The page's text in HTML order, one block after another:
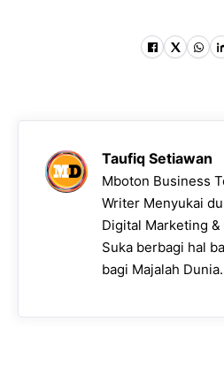
Taufiq Setiawan
Mboton Business
Writer Menyukai
Digital Marketing
Suka berbagi hal
bagi Majalah Dunia.